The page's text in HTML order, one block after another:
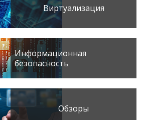
Виртуализация
Информационная
безопасность
Обзоры